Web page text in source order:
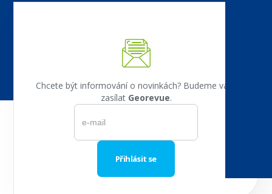
Chcete být informování o novinkách? Budeme vám
zasílat Georevue.